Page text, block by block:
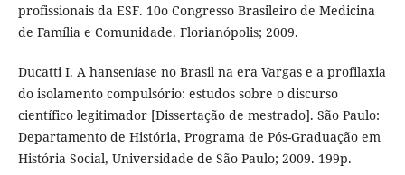
profissionais da ESF. 10o Congresso Brasileiro de Medicina
de Família e Comunidade. Florianópolis; 2009.
Ducatti I. A hanseníase no Brasil na era Vargas e a profilaxia
do isolamento compulsório: estudos sobre o discurso
científico legitimador [Dissertação de mestrado]. São Paulo:
Departamento de História, Programa de Pós-Graduação em
História Social, Universidade de São Paulo; 2009. 199p.